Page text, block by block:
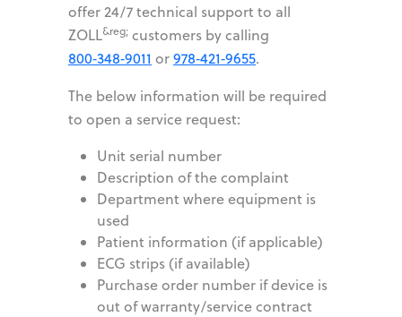
offer 24/7 technical support to all
ZOLL&reg; customers by calling
800‑348‑9011 or978‑421‑9655.
The below information will be required
to open a service request:
Unit serial number
Description of the complaint
Department where equipment is
used
Patient information (if applicable)
ECG strips (if available)
Purchase order number if device is
out of warranty/service contract